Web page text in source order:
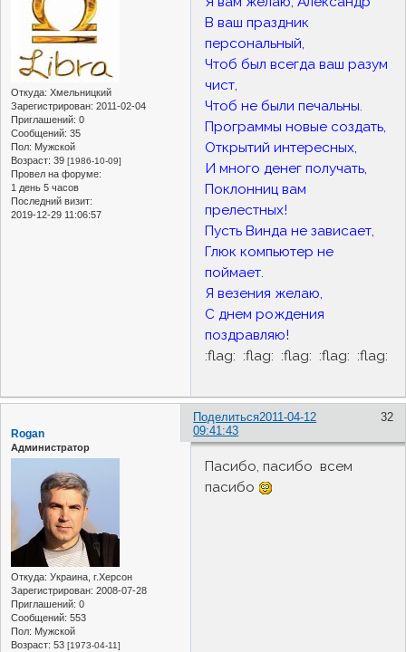
Откуда: Хмельницкий
Зарегистрирован: 2011-02-04
Приглашений: 0
Сообщений: 35
Пол: Мужской
Возраст: 39 [1986-10-09]
Провел на форуме:
1 день 5 часов
Последний визит:
2019-12-29 11:06:57
В ваш праздник
персональный,
Чтоб был всегда ваш разум
чист,
Чтоб не были печальны.
Программы новые создать,
Открытий интересных,
И много денег получать,
Поклонниц вам
прелестных!
Пусть Винда не зависает,
Глюк компьютер не
поймает.
Я везения желаю,
С днем рождения
поздравляю!
:flag: :flag: :flag: :flag: :flag:
Поделиться 32
2011-04-12
09:41:43
Rogan
Администратор
Откуда: Украина, г.Херсон
Зарегистрирован: 2008-07-28
Приглашений: 0
Сообщений: 553
Пол: Мужской
Возраст: 53 [1973-04-11]
Пасибо, пасибо всем
пасибо